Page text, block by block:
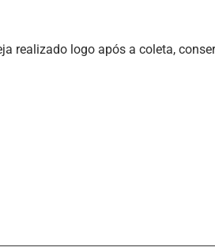
realizado logo após a coleta,